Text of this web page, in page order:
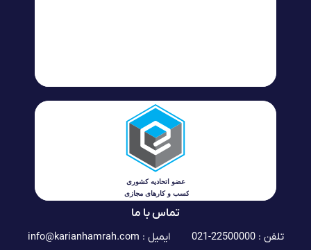
تماس با ما
تلفن : 22500000-021 ایمیل : info@karianhamrah.com